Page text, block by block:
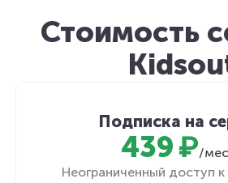
Стоимость
Подписка на
439 ₽/
Неограниченный доступ к